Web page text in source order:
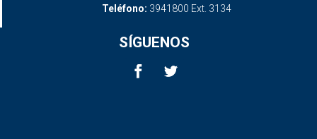
Teléfono: 3941800 Ext. 3134
SÍGUENOS